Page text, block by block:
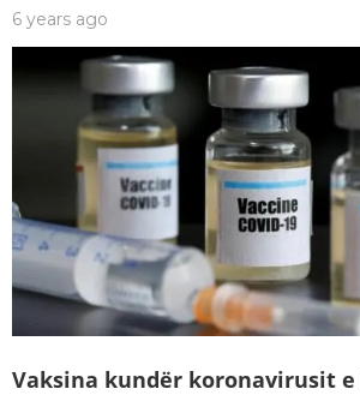
6 years ago
Vaksina kundër koronavirusit